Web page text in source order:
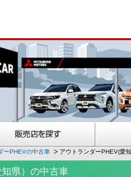
ーPHEVの中古車 アウトランダーPHEV(愛
県）の中古車